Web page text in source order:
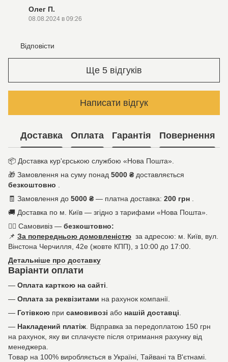
Олег П.
08.08.2024 в 09:26
Відповісти
Ще 5 відгуків
Написати відгук
Доставка Оплата Гарантія Повернення
📦 Доставка кур'єрською службою «Нова Пошта».
🎁 Замовлення на суму понад 5000 ₴ доставляється
безкоштовно
🧾 Замовлення до 5000 ₴ — платна доставка: 200 грн
🚚 Доставка по м. Київ — згідно з тарифами «Нова Пошта».
🚶‍♀️ Самовивіз — безкоштовно:
📌 За попередньою домовленістю за адресою: м. Київ, вул.
Вінстона Черчилля, 42е (жовте КПП), з 10:00 до 17:00.
Детальніше про доставку
Варіанти оплати
— Оплата карткою на сайті.
— Оплата за реквізитами на рахунок компанії.
— Готівкою при самовивозі або нашій доставці.
— Накладений платіж. Відправка за передоплатою 150 грн
на рахунок, яку ви сплачуєте після отримання рахунку від
менеджера.
Товар на 100% виробляється в Україні, Тайвані та В'єтнамі.